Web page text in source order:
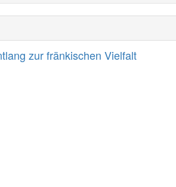
zur fränkischen Vielfalt